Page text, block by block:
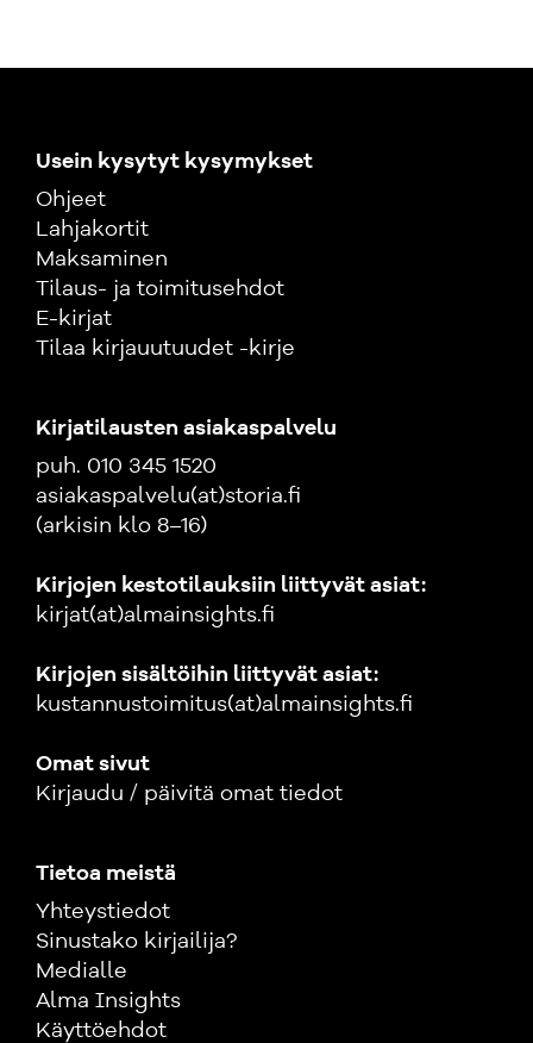
Usein kysytyt kysymykset
Ohjeet
Lahjakortit
Maksaminen
Tilaus- ja toimitusehdot
E-kirjat
Tilaa kirjauutuudet -kirje
Kirjatilausten asiakaspalvelu
puh. 010 345 1520
asiakaspalvelu(at)storia.fi
(arkisin klo 8–16)
Kirjojen kestotilauksiin liittyvät asiat:
kirjat(at)almainsights.fi
Kirjojen sisältöihin liittyvät asiat:
kustannustoimitus(at)almainsights.fi
Omat sivut
Kirjaudu / päivitä omat tiedot
Tietoa meistä
Yhteystiedot
Sinustako kirjailija?
Medialle
Alma Insights
Käyttöehdot